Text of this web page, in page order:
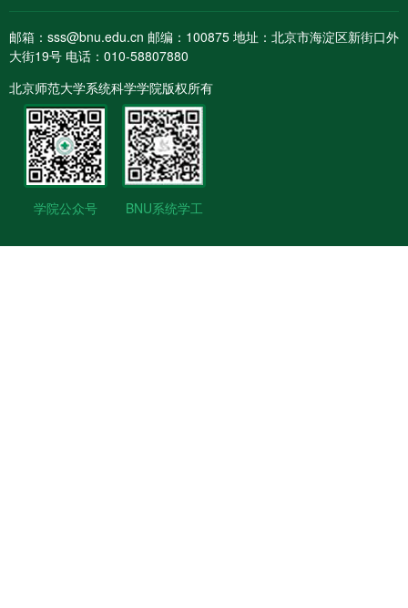
邮箱：sss@bnu.edu.cn 邮编：100875 地址：北京市海淀区新街口外
大街19号 电话：010-58807880
北京师范大学系统科学学院版权所有
学院公众号 BNU系统学工